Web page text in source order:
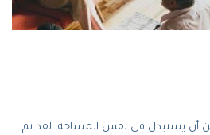
أن يستبدل في نفس المساحة، لقد تم